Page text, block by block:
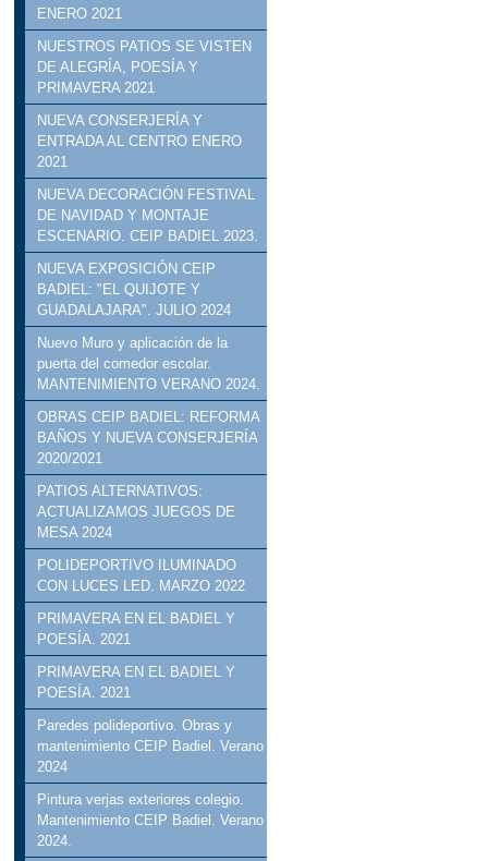
ENERO 2021
NUESTROS PATIOS SE VISTEN
DE ALEGRÍA, POESÍA Y
PRIMAVERA 2021
NUEVA CONSERJERÍA Y
ENTRADA AL CENTRO ENERO
2021
NUEVA DECORACIÓN FESTIVAL
DE NAVIDAD Y MONTAJE
ESCENARIO. CEIP BADIEL 2023.
NUEVA EXPOSICIÓN CEIP
BADIEL: "EL QUIJOTE Y
GUADALAJARA". JULIO 2024
Nuevo Muro y aplicación de la
puerta del comedor escolar.
MANTENIMIENTO VERANO 2024.
OBRAS CEIP BADIEL: REFORMA
BAÑOS Y NUEVA CONSERJERÍA
2020/2021
PATIOS ALTERNATIVOS:
ACTUALIZAMOS JUEGOS DE
MESA 2024
POLIDEPORTIVO ILUMINADO
CON LUCES LED. MARZO 2022
PRIMAVERA EN EL BADIEL Y
POESÍA. 2021
PRIMAVERA EN EL BADIEL Y
POESÍA. 2021
Paredes polideportivo. Obras y
mantenimiento CEIP Badiel. Verano
2024
Pintura verjas exteriores colegio.
Mantenimiento CEIP Badiel. Verano
2024.